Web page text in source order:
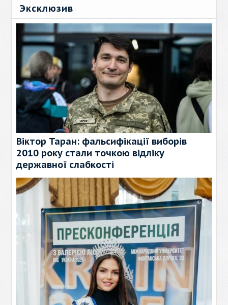
Эксклюзив
Віктор Таран: фальсифікації виборів
2010 року стали точкою відліку
державної слабкості